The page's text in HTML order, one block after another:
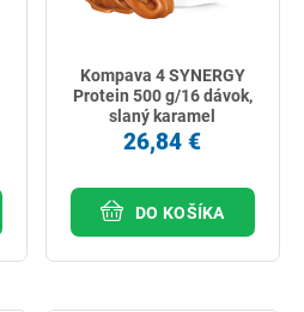
Kompava 4 SYNERGY
Protein 500 g/16 dávok,
slaný karamel
26,84 €
DO KOŠÍKA